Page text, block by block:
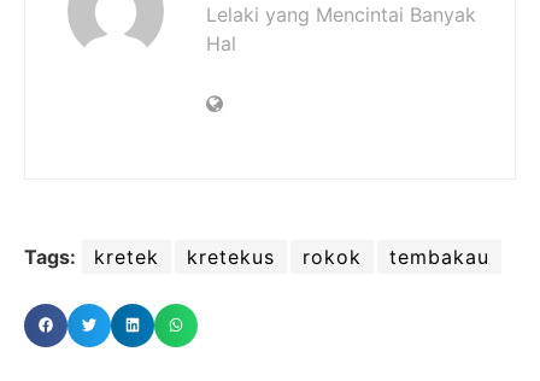
Lelaki yang Mencintai Banyak
Hal
Tags: kretek kretekus rokok tembakau